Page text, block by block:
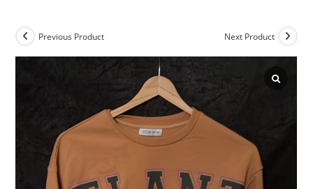
Previous Product Next Product